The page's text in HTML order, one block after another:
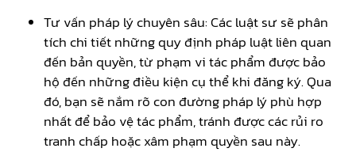
Tư vấn pháp lý chuyên sâu: Các luật sư sẽ phân
tích chi tiết những quy định pháp luật liên quan
đến bản quyền, từ phạm vi tác phẩm được bảo
hộ đến những điều kiện cụ thể khi đăng ký. Qua
đó, bạn sẽ nắm rõ con đường pháp lý phù hợp
nhất để bảo vệ tác phẩm, tránh được các rủi ro
tranh chấp hoặc xâm phạm quyền sau này.